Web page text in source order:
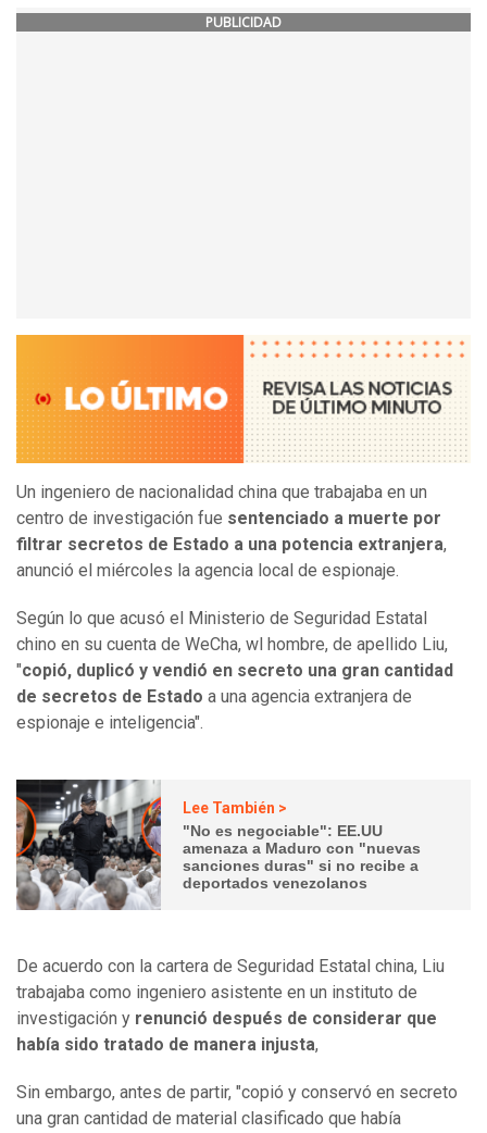
PUBLICIDAD
Un ingeniero de nacionalidad china que trabajaba en un
centro de investigación fue sentenciado a muerte por
filtrar secretos de Estado a una potencia extranjera,
anunció el miércoles la agencia local de espionaje.
Según lo que acusó el Ministerio de Seguridad Estatal
chino en su cuenta de WeCha, wl hombre, de apellido Liu,
"copió, duplicó y vendió en secreto una gran cantidad
de secretos de Estado a una agencia extranjera de
espionaje e inteligencia".
Lee También >
"No es negociable": EE.UU
amenaza a Maduro con "nuevas
sanciones duras" si no recibe a
deportados venezolanos
De acuerdo con la cartera de Seguridad Estatal china, Liu
trabajaba como ingeniero asistente en un instituto de
investigación y renunció después de considerar que
había sido tratado de manera injusta,
Sin embargo, antes de partir, "copió y conservó en secreto
una gran cantidad de material clasificado que había